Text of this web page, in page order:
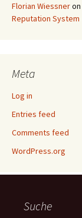
Florian Wiessneron
Reputation System
Meta
Log in
Entries feed
Comments feed
WordPress.org
Suche